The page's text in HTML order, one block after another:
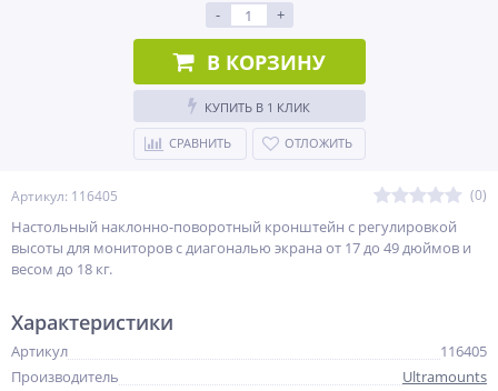
Артикул: 116405 (0)
Настольный наклонно-поворотный кронштейн с регулировкой
высоты для мониторов с диагональю экрана от 17 до 49 дюймов и
весом до 18 кг.
- +
В КОРЗИНУ
КУПИТЬ В 1 КЛИК
СРАВНИТЬ ОТЛОЖИТЬ
Характеристики
Артикул
116405
Производитель
Ultramounts